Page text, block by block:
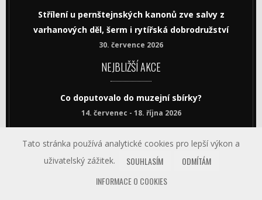
Střílení u pernštejnských kanonů zve salvy z
varhanových děl, šerm i rytířská dobrodružství
30. července 2026
NEJBLIŽŠÍ AKCE
Co doputovalo do muzejní sbírky?
14. červenec - 18. října 2026
9. srpna 2026
10. - 14. srpna 2026
Tato stránka používá analytické cookies pro lepší výkon a
uživatelský zážitek.
SOUHLASÍM
ODMÍTÁM
INFORMACE O COOKIES